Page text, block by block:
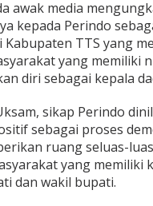
awak media
kepada Perindo
Kabupaten TTS yang
yang memiliki
diri sebagai kepala
sikap Perindo
sebagai proses
ruang seluas-
yang memiliki
dan wakil bupati.